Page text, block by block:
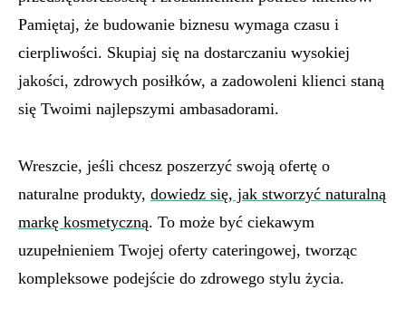
Pamiętaj, że budowanie biznesu wymaga czasu i
cierpliwości. Skupiaj się na dostarczaniu wysokiej
jakości, zdrowych posiłków, a zadowoleni klienci staną
się Twoimi najlepszymi ambasadorami.
Wreszcie, jeśli chcesz poszerzyć swoją ofertę o
naturalne produkty, dowiedz się, jak stworzyć naturalną
markę kosmetyczną. To może być ciekawym
uzupełnieniem Twojej oferty cateringowej, tworząc
kompleksowe podejście do zdrowego stylu życia.